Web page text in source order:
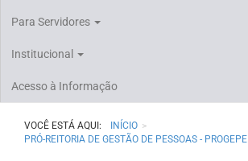
Para Servidores
Institucional
Acesso à Informação
VOCÊ ESTÁ AQUI:
INÍCIO
PRÓ-REITORIA DE GESTÃO DE PESSOAS - PROGEPE